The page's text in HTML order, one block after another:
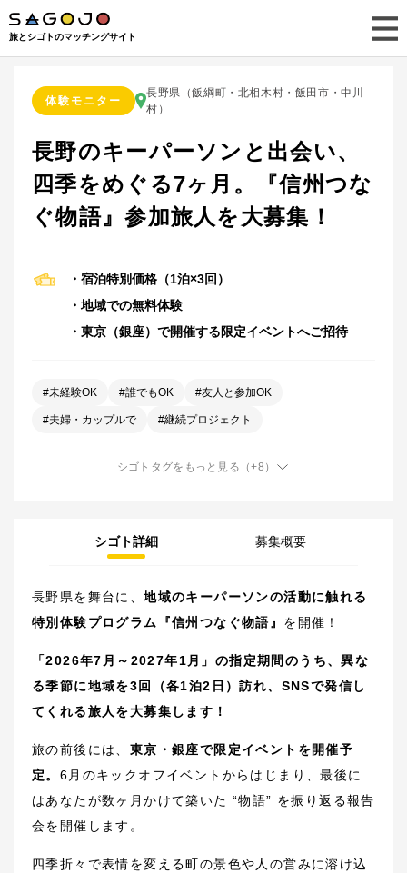
旅とシゴトのマッチングサイト
体験モニター
長野県（飯綱町・北相木村・飯田市・中川
村）
長野のキーパーソンと出会い、
四季をめぐる7ヶ月。『信州つな
ぐ物語』参加旅人を大募集！
・東京（銀座）で開催する限定イベントへご招待
#未経験OK #誰でもOK #友人と参加OK
#夫婦・カップルで #継続プロジェクト
シゴトタグをもっと見る （+8 ）
シゴト詳細 募集概要
長野県を舞台に、地域のキーパーソンの活動に触れる
特別体験プログラム『信州つなぐ物語』 を開催！
「2026年7月～2027年1月」の指定期間のうち、異な
る季節に地域を3回（各1泊2日）訪れ、SNSで発信し
てくれる旅人を大募集します！
旅の前後には、 東京・銀座で限定イベントを開催予
定。 6月のキックオフイベントからはじまり、最後に
はあなたが数ヶ月かけて築いた “物語” を振り返る報告
会を開催します。
四季折々で表情を変える町の景色や人の営みに溶け込